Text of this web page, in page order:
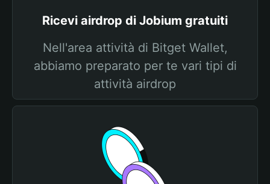
Ricevi airdrop di Jobium gratuiti
Nell'area attività di Bitget Wallet,
abbiamo preparato per te vari tipi di
attività airdrop